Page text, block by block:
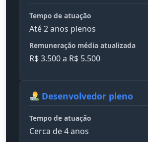
Tempo de atuação
Até 2 anos plenos
Remuneração média atualizada
R$ 3.500 a R$ 5.500
Desenvolvedor pleno
Tempo de atuação
Cerca de 4 anos